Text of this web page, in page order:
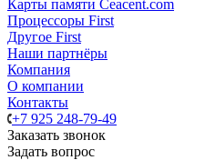
Карты памяти Ceacent.com
Процессоры First
Другое First
Наши партнёры
Компания
О компании
Контакты
+7 925 248-79-49
Заказать звонок
Задать вопрос